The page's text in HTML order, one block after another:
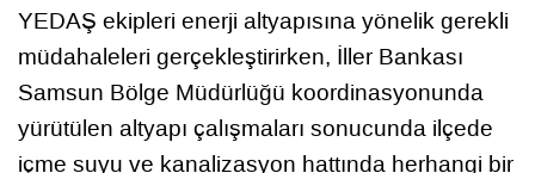
YEDAŞ ekipleri enerji altyapısına yönelik gerekli
müdahaleleri gerçekleştirirken, İller Bankası
Samsun Bölge Müdürlüğü koordinasyonunda
yürütülen altyapı çalışmaları sonucunda ilçede
içme suyu ve kanalizasyon hattında herhangi bir